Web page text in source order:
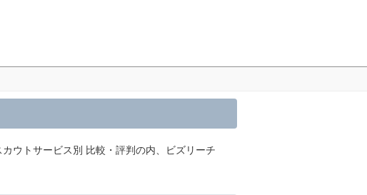
ウトサービス別 比較・評判の内、ビズリーチ